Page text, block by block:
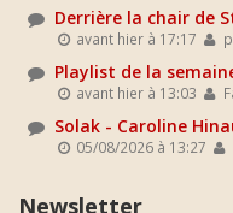
Derrière la chair de
avant hier à 17:17
Playlist de la
avant hier à 13:03
Solak - Caroline
05/08/2026 à 13:27
Newsletter